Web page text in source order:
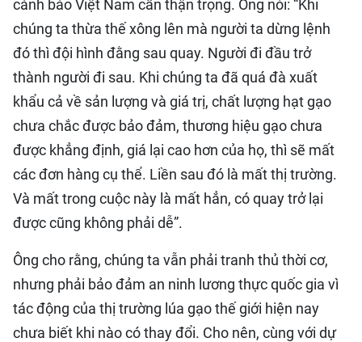
cảnh báo Việt Nam cần thận trọng. Ông nói: “Khi
chúng ta thừa thế xông lên mà người ta dừng lệnh
đó thì đội hình đằng sau quay. Người đi đầu trở
thành người đi sau. Khi chúng ta đã quá đà xuất
khẩu cả về sản lượng và giá trị, chất lượng hạt gạo
chưa chắc được bảo đảm, thương hiệu gạo chưa
được khẳng định, giá lại cao hơn của họ, thì sẽ mất
các đơn hàng cụ thể. Liền sau đó là mất thị trường.
Và mất trong cuộc này là mất hẳn, có quay trở lại
được cũng không phải dễ”.
Ông cho rằng, chúng ta vẫn phải tranh thủ thời cơ,
nhưng phải bảo đảm an ninh lương thực quốc gia vì
tác động của thị trường lúa gạo thế giới hiện nay
chưa biết khi nào có thay đổi. Cho nên, cùng với dự